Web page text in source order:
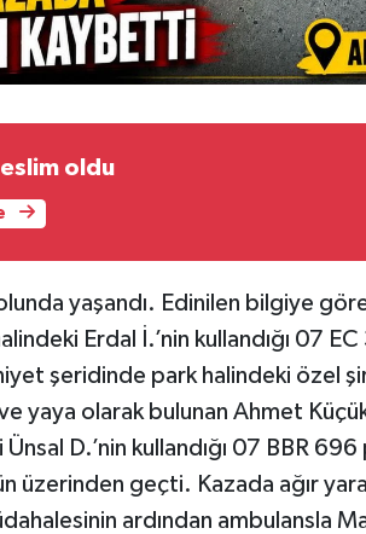
oldu
yaşandı. Edinilen bilgiye
Erdal İ.’nin kullandığı 07
şeridinde park halindeki özel
yaya olarak bulunan Ahmet
D.’nin kullandığı 07 BBR 696
üzerinden geçti. Kazada ağır
ardından ambulansla